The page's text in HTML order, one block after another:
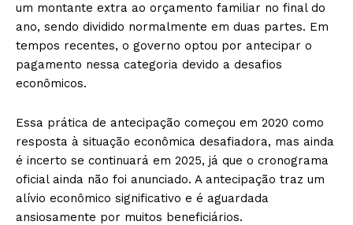
um montante extra ao orçamento familiar no final do
ano, sendo dividido normalmente em duas partes. Em
tempos recentes, o governo optou por antecipar o
pagamento nessa categoria devido a desafios
econômicos.
Essa prática de antecipação começou em 2020 como
resposta à situação econômica desafiadora, mas ainda
é incerto se continuará em 2025, já que o cronograma
oficial ainda não foi anunciado. A antecipação traz um
alívio econômico significativo e é aguardada
ansiosamente por muitos beneficiários.